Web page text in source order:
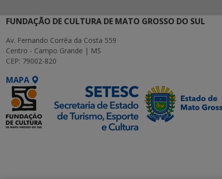
FUNDAÇÃO DE CULTURA DE MATO GROSSO DO SUL
Av. Fernando Corrêa da Costa 559
Centro - Campo Grande | MS
CEP: 79002-820
MAPA